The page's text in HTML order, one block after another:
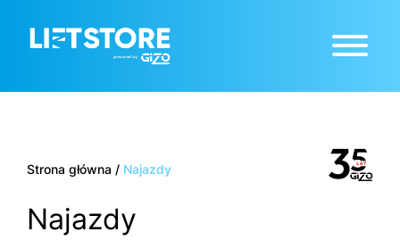
Strona główna / Najazdy
Najazdy